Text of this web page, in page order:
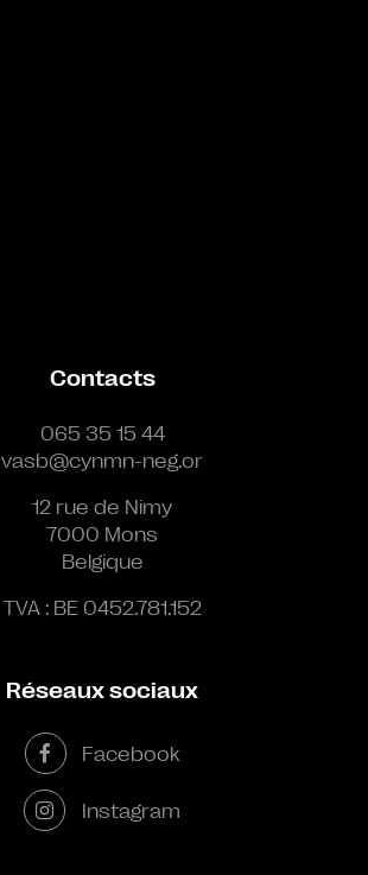
Contacts
065 35 15 44
vasb@cynmn-neg.or
12 rue de Nimy
7000 Mons
Belgique
TVA : BE 0452.781.152
Réseaux sociaux
Facebook
Instagram